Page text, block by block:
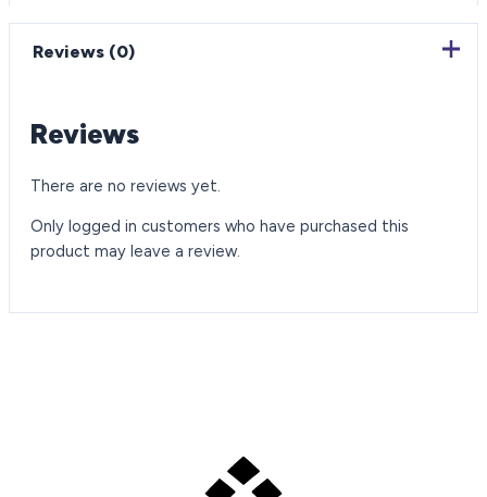
Reviews (0)
Reviews
There are no reviews yet.
Only logged in customers who have purchased this
product may leave a review.